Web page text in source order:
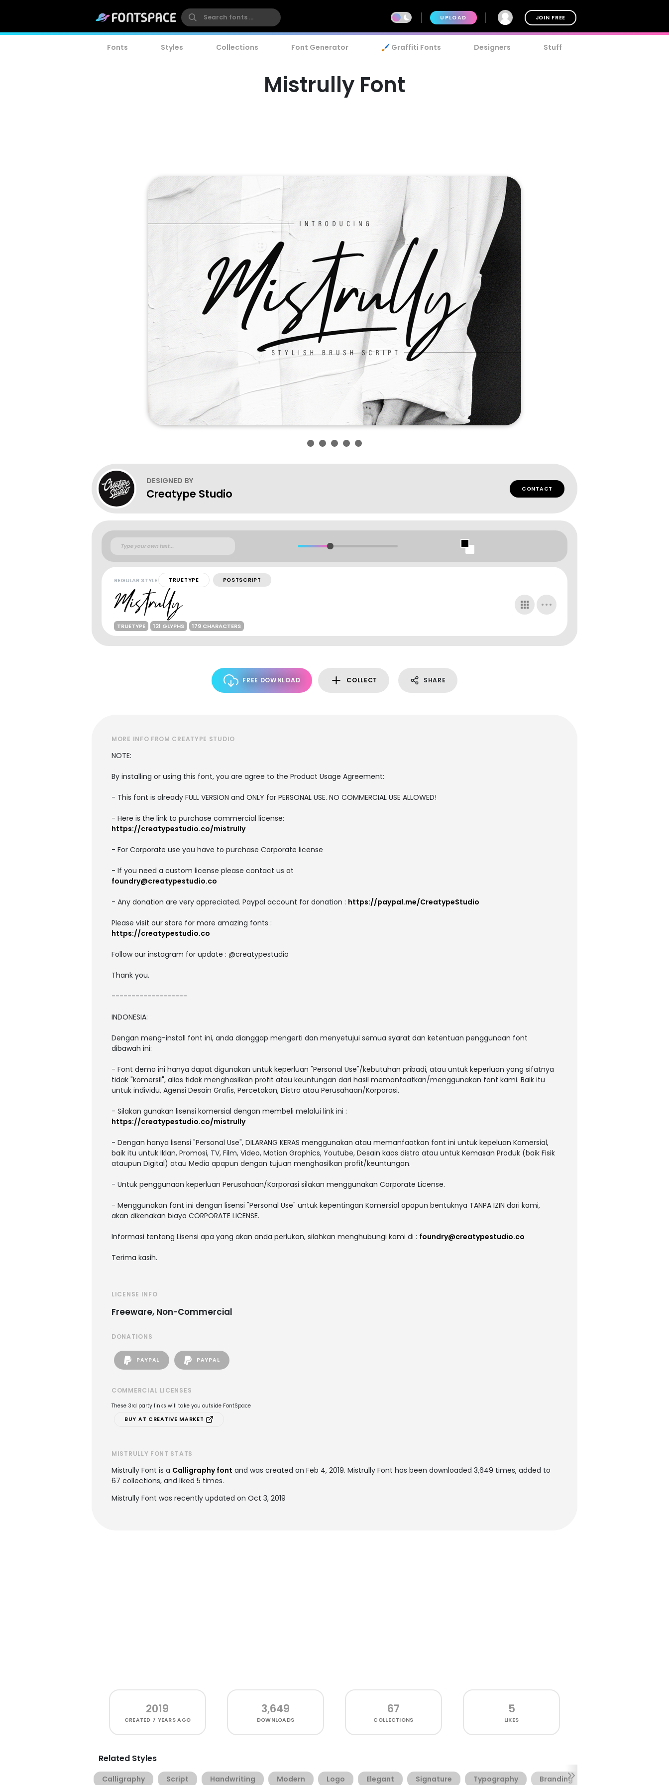
UPLOAD JOIN FREE
Fonts Styles Collections Font Generator 🖌️ Graffiti Fonts Designers Stuff
Mistrully Font
DESIGNED BY
Creatype Studio CONTACT
REGULAR STYLE TRUETYPE POSTSCRIPT
TRUETYPE 121 GLYPHS 179 CHARACTERS
FREE DOWNLOAD COLLECT SHARE
MORE INFO FROM CREATYPE STUDIO
NOTE:
By installing or using this font, you are agree to the Product Usage Agreement:
- This font is already FULL VERSION and ONLY for PERSONAL USE. NO COMMERCIAL USE ALLOWED!
- Here is the link to purchase commercial license:
https://creatypestudio.co/mistrully
- For Corporate use you have to purchase Corporate license
- If you need a custom license please contact us at
foundry@creatypestudio.co
- Any donation are very appreciated. Paypal account for donation : https://paypal.me/CreatypeStudio
Please visit our store for more amazing fonts :
https://creatypestudio.co
Follow our instagram for update : @creatypestudio
Thank you.
-------------------
INDONESIA:
Dengan meng-install font ini, anda dianggap mengerti dan menyetujui semua syarat dan ketentuan penggunaan font
dibawah ini:
- Font demo ini hanya dapat digunakan untuk keperluan "Personal Use"/kebutuhan pribadi, atau untuk keperluan yang sifatnya
tidak "komersil", alias tidak menghasilkan profit atau keuntungan dari hasil memanfaatkan/menggunakan font kami. Baik itu
untuk individu, Agensi Desain Grafis, Percetakan, Distro atau Perusahaan/Korporasi.
- Silakan gunakan lisensi komersial dengan membeli melalui link ini :
https://creatypestudio.co/mistrully
- Dengan hanya lisensi "Personal Use", DILARANG KERAS menggunakan atau memanfaatkan font ini untuk kepeluan Komersial,
baik itu untuk Iklan, Promosi, TV, Film, Video, Motion Graphics, Youtube, Desain kaos distro atau untuk Kemasan Produk (baik Fisik
ataupun Digital) atau Media apapun dengan tujuan menghasilkan profit/keuntungan.
- Untuk penggunaan keperluan Perusahaan/Korporasi silakan menggunakan Corporate License.
- Menggunakan font ini dengan lisensi "Personal Use" untuk kepentingan Komersial apapun bentuknya TANPA IZIN dari kami,
akan dikenakan biaya CORPORATE LICENSE.
Informasi tentang Lisensi apa yang akan anda perlukan, silahkan menghubungi kami di : foundry@creatypestudio.co
Terima kasih.
LICENSE INFO
Freeware, Non-Commercial
DONATIONS
PAYPAL PAYPAL
COMMERCIAL LICENSES
These 3rd party links will take you outside FontSpace
BUY AT CREATIVE MARKET
MISTRULLY FONT STATS
Mistrully Font is a Calligraphy font and was created on Feb 4, 2019. Mistrully Font has been downloaded 3,649 times, added to
67 collections, and liked 5 times.
Mistrully Font was recently updated on Oct 3, 2019
2019
CREATED 7 YEARS AGO
3,649
DOWNLOADS
67
COLLECTIONS
5
LIKES
Related Styles
Calligraphy Script Handwriting Modern Logo Elegant Signature Typography Branding